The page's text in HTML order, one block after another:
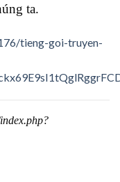
ta.
tieng-goi-truyen-